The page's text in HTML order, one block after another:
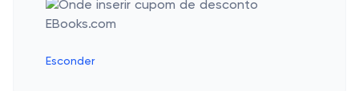
Esconder